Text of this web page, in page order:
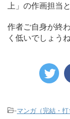
上」の作画担当
作者ご自身が終
く低いでしょうね
-マンガ（完結・打